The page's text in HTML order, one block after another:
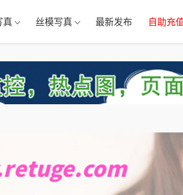
真 丝模写真 最新发布 自助充